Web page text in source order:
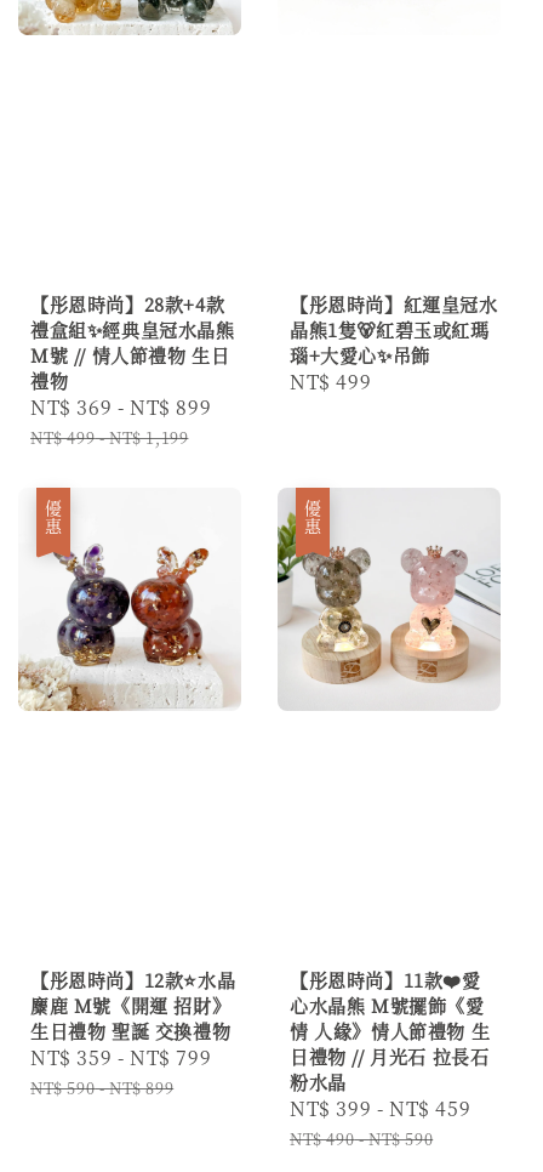
【彤恩時尚】28款+4款
禮盒組✨經典皇冠水晶熊
M號 // 情人節禮物 生日
禮物
Sale
price
NT$ 369 -NT$ 899
NT$ 499-NT$ 1,199
【彤恩時尚】紅運皇冠水
晶熊1隻🐻紅碧玉或紅瑪
瑙+大愛心✨吊飾
Regular
NT$ 499
優惠
【彤恩時尚】12款⭐水晶
麋鹿 M號《開運 招財》
生日禮物 聖誕 交換禮物
Sale
price
NT$ 359 -NT$ 799
Regular
NT$ 590-NT$ 899
優惠
【彤恩時尚】11款❤️愛
心水晶熊 M號擺飾《愛
情 人緣》情人節禮物 生
日禮物 // 月光石 拉長石
粉水晶
Sale
price
NT$ 399 -NT$ 459
NT$ 490-NT$ 590